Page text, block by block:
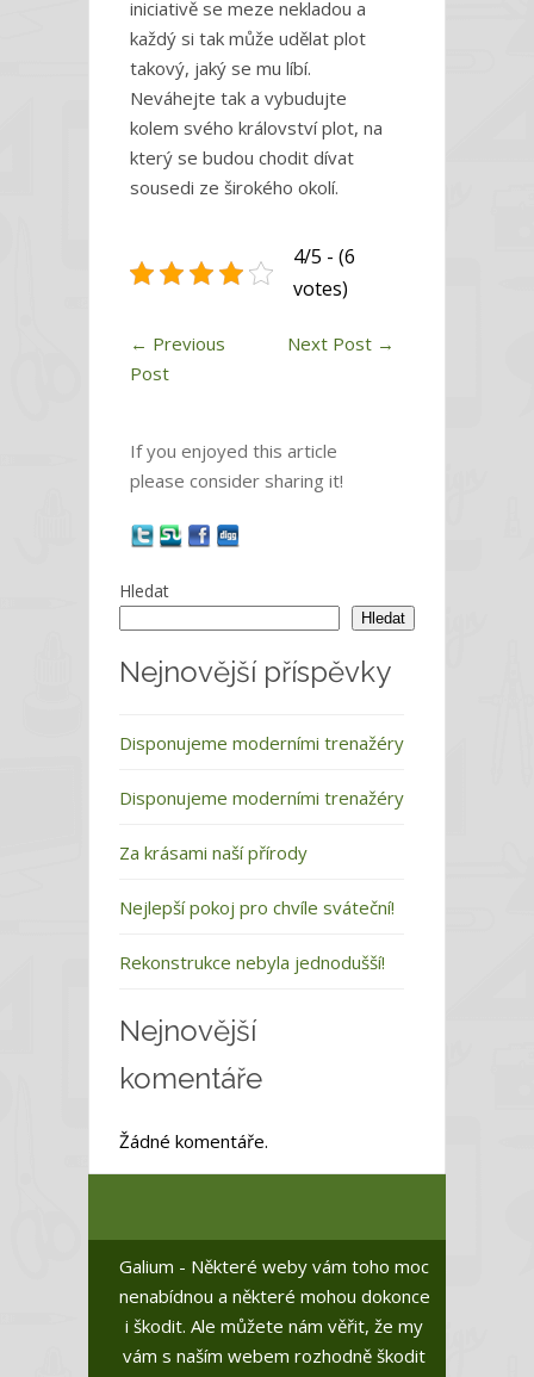
iniciativě se meze nekladou a
každý si tak může udělat plot
takový, jaký se mu líbí.
Neváhejte tak a vybudujte
kolem svého království plot, na
který se budou chodit dívat
sousedi ze širokého okolí.
4/5 - (6
votes)
← Previous
Post
Next Post →
If you enjoyed this article
please consider sharing it!
Hledat
Hledat
Nejnovější příspěvky
Disponujeme moderními trenažéry
Disponujeme moderními trenažéry
Za krásami naší přírody
Nejlepší pokoj pro chvíle sváteční!
Rekonstrukce nebyla jednodušší!
Nejnovější
komentáře
Žádné komentáře.
Galium - Některé weby vám toho moc
nenabídnou a některé mohou dokonce
i škodit. Ale můžete nám věřit, že my
vám s naším webem rozhodně škodit